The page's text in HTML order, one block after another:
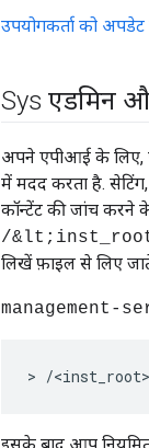
उपयोगकर्ता को
Sys एडमिन
अपने एपीआई के लिए,
में मदद करता है.
कॉन्टेंट की जांच करने
/
लिखें फ़ाइल से लिए
management-
> /